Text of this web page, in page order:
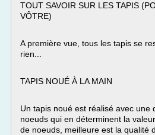
TOUT SAVOIR SUR LES TAPIS
VÔTRE)
A première vue, tous les tapis se
rien...
TAPIS NOUÉ À LA MAIN
Un tapis noué est réalisé avec une
noeuds qui en déterminent la
de noeuds, meilleure est la qualité